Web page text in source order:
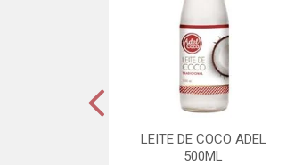
LEITE DE COCO ADEL
500ML